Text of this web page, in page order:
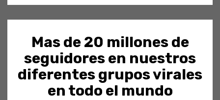
Mas de 20 millones de
seguidores en nuestros
diferentes grupos virales
en todo el mundo